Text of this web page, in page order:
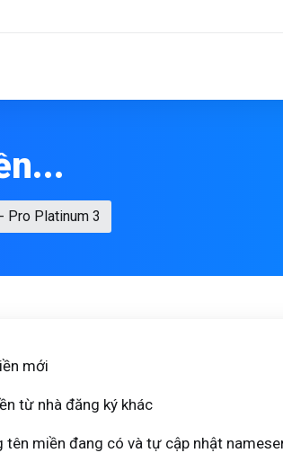
Pro Platinum 3
mới
từ nhà đăng ký khác
tên miền đang có và tự cập nhật